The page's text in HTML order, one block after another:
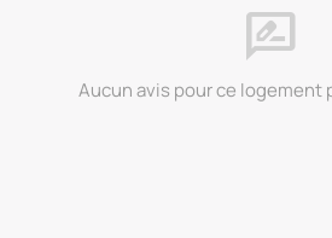
rate_review
Aucun avis pour ce logement